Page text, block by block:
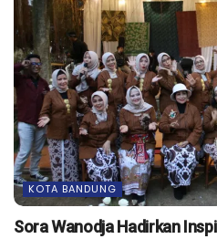
KOTA BANDUNG
Sora Wanodja Hadirkan